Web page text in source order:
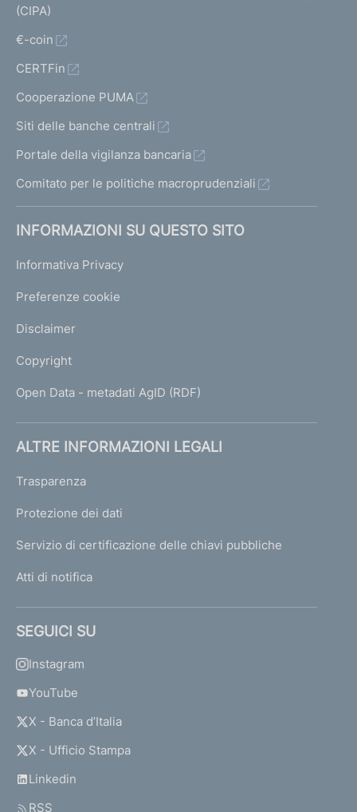
(CIPA)
€-coin
CERTFin
Cooperazione PUMA
Siti delle banche centrali
Portale della vigilanza bancaria
Comitato per le politiche macroprudenziali
INFORMAZIONI SU QUESTO SITO
Informativa Privacy
Preferenze cookie
Disclaimer
Copyright
Open Data - metadati AgID (RDF)
ALTRE INFORMAZIONI LEGALI
Trasparenza
Protezione dei dati
Servizio di certificazione delle chiavi pubbliche
Atti di notifica
SEGUICI SU
Instagram
YouTube
X - Banca d’Italia
X - Ufficio Stampa
Linkedin
RSS